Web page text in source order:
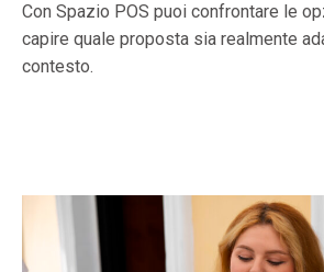
Con Spazio POS puoi confrontare le
capire quale proposta sia realmente
contesto.